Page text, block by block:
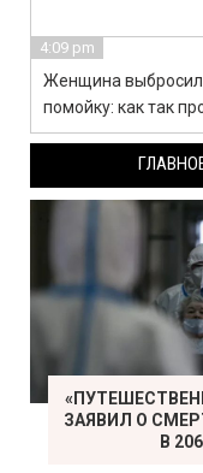
4:09 pm
Женщина
помойку: как так
ЗАЯВИЛ О
В